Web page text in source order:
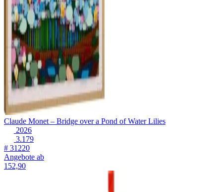
Claude Monet – Bridge over a Pond of Water Lilies
2026
3.179
# 31220
Angebote ab
152,90